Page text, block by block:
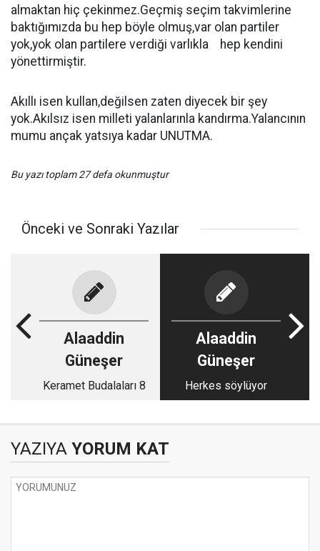
almaktan hiç çekinmez.Geçmiş seçim takvimlerine
baktığımızda bu hep böyle olmuş,var olan partiler
yok,yok olan partilere verdiği varlıkla hep kendini
yönettirmiştir.
Akıllı isen kullan,değilsen zaten diyecek bir şey
yok.Akılsız isen milleti yalanlarınla kandırma.Yalancının
mumu ançak yatsıya kadar UNUTMA.
Bu yazı toplam 27 defa okunmuştur
Önceki ve Sonraki Yazılar
Alaaddin
Güneşer
Keramet Budalaları 8
Alaaddin
Güneşer
Herkes söylüyor
YAZIYA YORUM KAT